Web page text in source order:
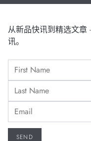
从新品快讯到精选文章
讯。